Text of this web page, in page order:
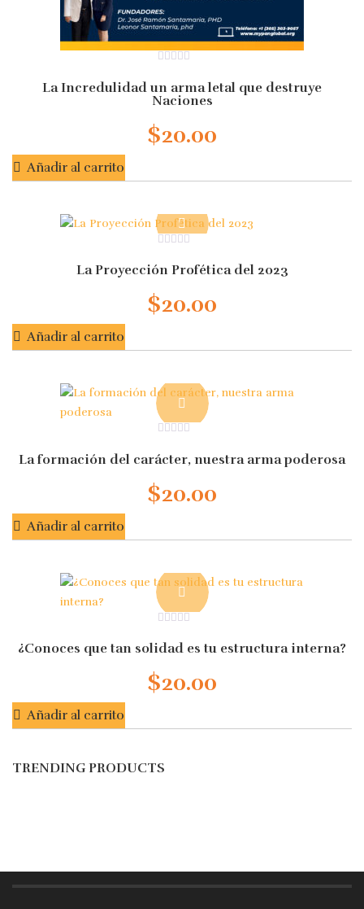
of
5
La Incredulidad un arma letal que destruye
Naciones
$20.00
Añadir al carrito
out
of
La Proyección Profética del 2023
$20.00
Añadir al carrito
out
of
La formación del carácter, nuestra arma poderosa
$20.00
Añadir al carrito
out
of
¿Conoces que tan solidad es tu estructura interna?
$20.00
Añadir al carrito
TRENDING PRODUCTS